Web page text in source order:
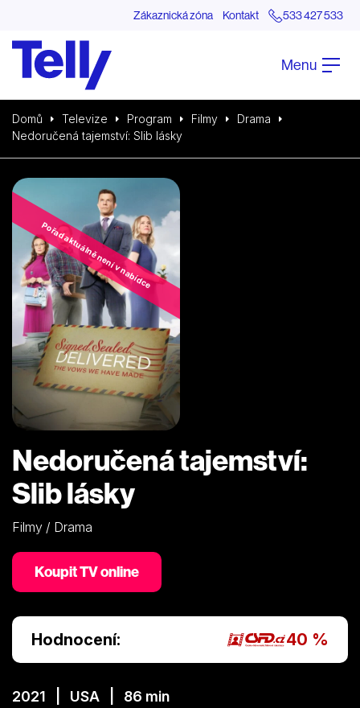
Zákaznická zóna Kontakt 533 427 533
Menu
Domů Televize Program Filmy
Drama
Nedoručená tajemství: Slib lásky
Pořad aktuálně není v nabídce
Nedoručená tajemství:
Slib lásky
Filmy / Drama
Koupit TV online
Hodnocení: 40 %
2021 | USA | 86 min